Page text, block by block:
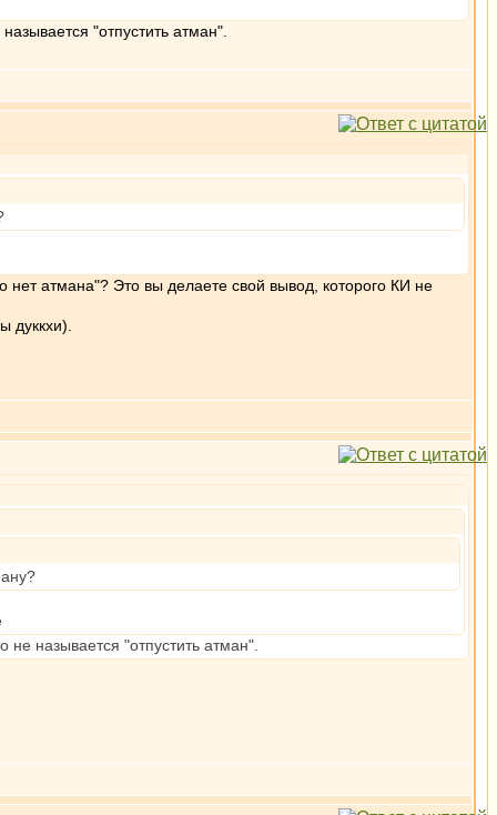
"отпустить атман".
атмана"? Это вы делаете свой вывод, которого КИ не
дуккхи).
не называется "отпустить атман".